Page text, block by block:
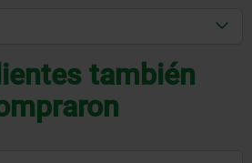
también